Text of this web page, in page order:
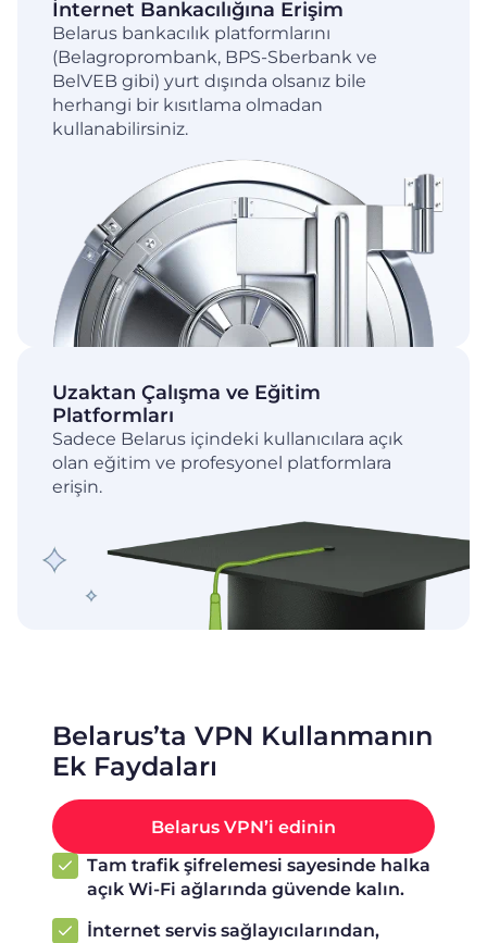
İnternet Bankacılığına Erişim
Belarus bankacılık platformlarını
(Belagroprombank, BPS-Sberbank ve
BelVEB gibi) yurt dışında olsanız bile
herhangi bir kısıtlama olmadan
kullanabilirsiniz.
Uzaktan Çalışma ve Eğitim
Platformları
Sadece Belarus içindeki kullanıcılara açık
olan eğitim ve profesyonel platformlara
erişin.
Belarus’ta VPN Kullanmanın
Ek Faydaları
Belarus VPN’i edinin
Tam trafik şifrelemesi sayesinde halka
açık Wi-Fi ağlarında güvende kalın.
İnternet servis sağlayıcılarından,